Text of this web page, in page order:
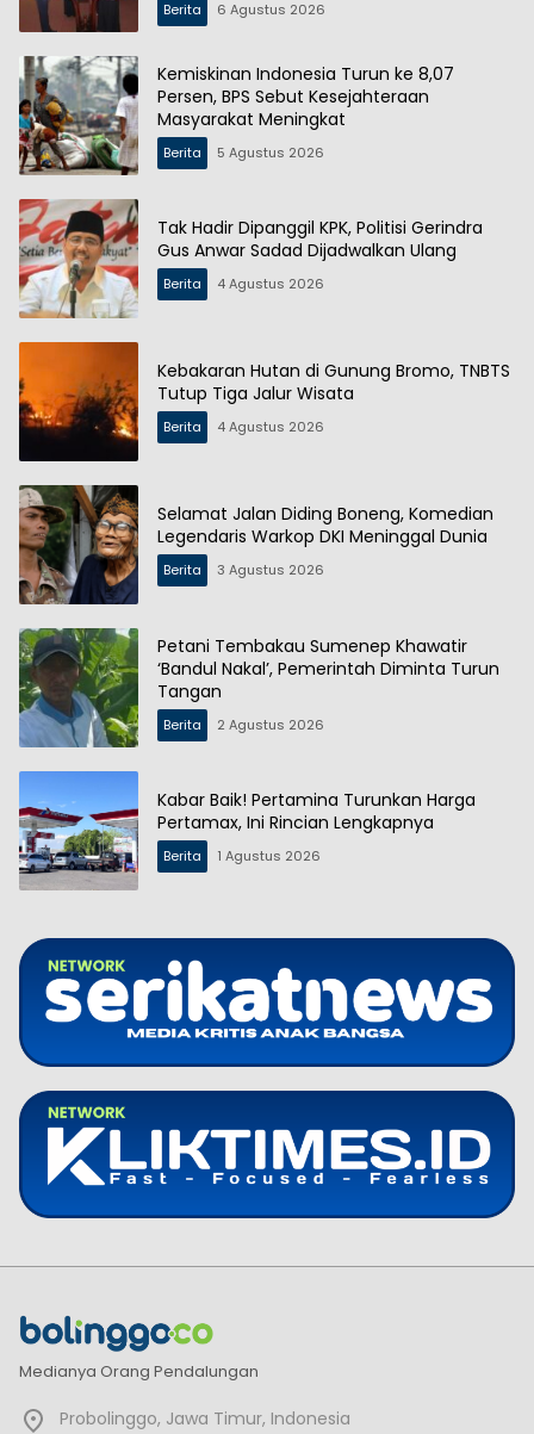
Berita 6 Agustus 2026
Kemiskinan Indonesia Turun ke 8,07
Persen, BPS Sebut Kesejahteraan
Masyarakat Meningkat
Berita 5 Agustus 2026
Tak Hadir Dipanggil KPK, Politisi Gerindra
Gus Anwar Sadad Dijadwalkan Ulang
Berita 4 Agustus 2026
Kebakaran Hutan di Gunung Bromo, TNBTS
Tutup Tiga Jalur Wisata
Berita 4 Agustus 2026
Selamat Jalan Diding Boneng, Komedian
Legendaris Warkop DKI Meninggal Dunia
Berita 3 Agustus 2026
Petani Tembakau Sumenep Khawatir
‘Bandul Nakal’, Pemerintah Diminta Turun
Tangan
Berita 2 Agustus 2026
Kabar Baik! Pertamina Turunkan Harga
Pertamax, Ini Rincian Lengkapnya
Berita 1 Agustus 2026
Medianya Orang Pendalungan
Probolinggo, Jawa Timur, Indonesia